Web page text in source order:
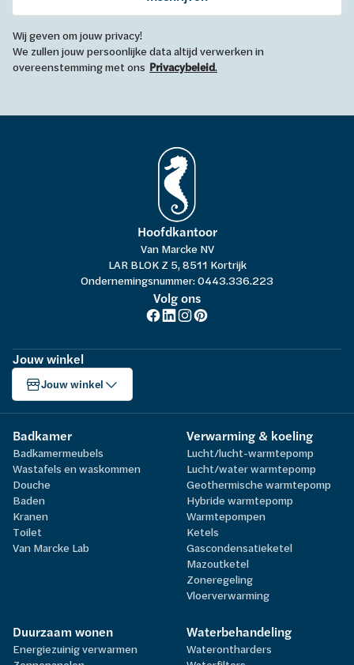
Wij geven om jouw privacy!
We zullen jouw persoonlijke data altijd verwerken in
overeenstemming met ons Privacybeleid.
Hoofdkantoor
Van Marcke NV
LAR BLOK Z 5, 8511 Kortrijk
Ondernemingsnummer: 0443.336.223
Volg ons
Jouw winkel
Jouw winkel
Badkamer
Badkamermeubels
Wastafels en waskommen
Douche
Baden
Kranen
Toilet
Van Marcke Lab
Verwarming & koeling
Lucht/lucht-warmtepomp
Lucht/water warmtepomp
Geothermische warmtepomp
Hybride warmtepomp
Warmtepompen
Ketels
Gascondensatieketel
Mazoutketel
Zoneregeling
Vloerverwarming
Duurzaam wonen
Energiezuinig verwarmen
Waterbehandeling
Waterontharders